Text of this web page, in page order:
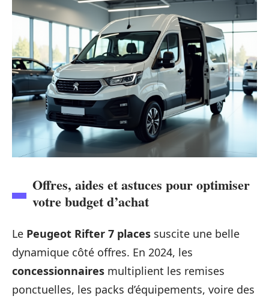
Offres, aides et astuces pour optimiser
votre budget d’achat
Le Peugeot Rifter 7 places suscite une belle
dynamique côté offres. En 2024, les
concessionnaires multiplient les remises
ponctuelles, les packs d’équipements, voire des